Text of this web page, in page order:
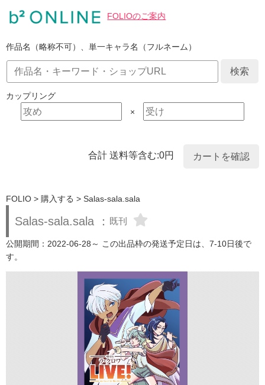
FOLIOのご案内
作品名（略称不可）、単一キャラ名（フルネーム）
カップリング
×
合計 送料等含む:0円 カートを確認
FOLIO > 購入する > Salas-sala.sala
Salas-sala.sala ： 既刊
公開期間：2022-06-28～ この出品枠の発送予定日は、7-10日後で
す。